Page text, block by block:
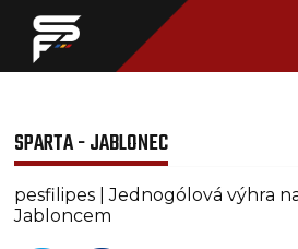
SPARTA - JABLONEC
pesfilipes | Jednogólová výhra
Jabloncem